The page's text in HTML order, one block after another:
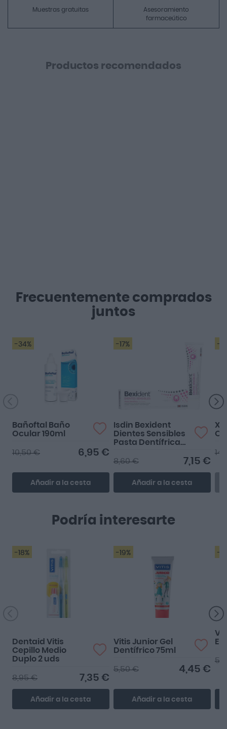
Muestras gratuitas
Asesoramiento
farmaceútico
Productos recomendados
Frecuentemente comprados
juntos
-34%
Bañoftal Baño
Ocular 190ml
6,95 €
10,50 €
Añadir a la cesta
-17%
Isdin Bexident
Dientes Sensibles
Pasta Dentífrica
7,15 €
8,60 €
Añadir a la cesta
-
Podría interesarte
-18%
Dentaid Vitis
Cepillo Medio
Duplo 2 uds
7,35 €
8,95 €
Añadir a la cesta
-19%
Buenisimo
Vitis Junior Gel
Dentífrico 75ml
4,45 €
5,50 €
Añadir a la cesta
-